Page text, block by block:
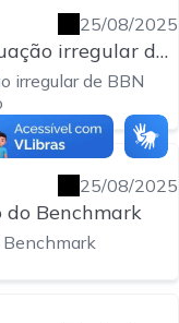
25/08/2025
irregular de
sócio
irregular de BBN
25/08/2025
Benchmark